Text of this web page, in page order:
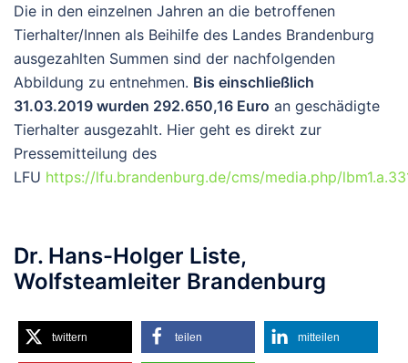
Die in den einzelnen Jahren an die betroffenen
Tierhalter/Innen als Beihilfe des Landes Brandenburg
ausgezahlten Summen sind der nachfolgenden
Abbildung zu entnehmen. Bis einschließlich
31.03.2019 wurden 292.650,16 Euro an geschädigte
Tierhalter ausgezahlt. Hier geht es direkt zur
Pressemitteilung des
LFU https://lfu.brandenburg.de/cms/media.php/
Dr. Hans-Holger Liste,
Wolfsteamleiter Brandenburg
twittern teilen mitteilen